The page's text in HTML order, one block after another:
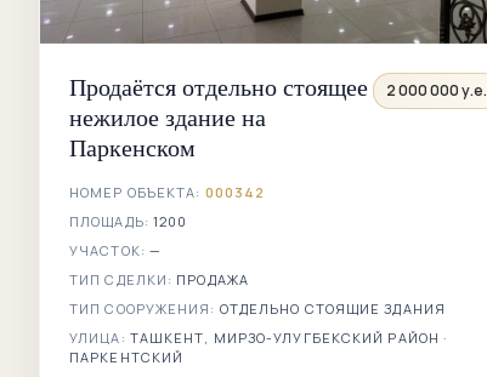
Продаётся отдельно стоящее
нежилое здание на
Паркенском
2 000 000 у.е.
НОМЕР ОБЪЕКТА: 000342
ПЛОЩАДЬ: 1200
УЧАСТОК: —
ТИП СДЕЛКИ: ПРОДАЖА
ТИП СООРУЖЕНИЯ: ОТДЕЛЬНО СТОЯЩИЕ ЗДАНИЯ
УЛИЦА: ТАШКЕНТ, МИРЗО-УЛУГБЕКСКИЙ РАЙОН ·
ПАРКЕНТСКИЙ